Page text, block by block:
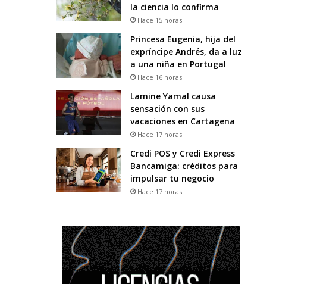
la ciencia lo confirma
Hace 15 horas
Princesa Eugenia, hija del
expríncipe Andrés, da a luz
a una niña en Portugal
Hace 16 horas
Lamine Yamal causa
sensación con sus
vacaciones en Cartagena
Hace 17 horas
Credi POS y Credi Express
Bancamiga: créditos para
impulsar tu negocio
Hace 17 horas